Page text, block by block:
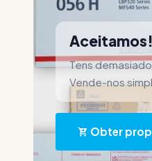
Tens
Vende-nos
Obter